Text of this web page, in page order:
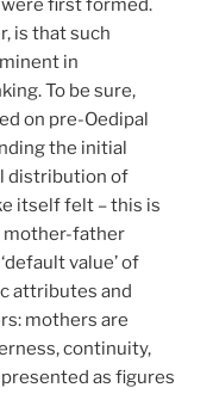
first formed.
is that such
in
To be sure,
on pre-Oedipal
the initial
distribution of
itself felt – this is
mother-father
value’ of
attributes and
mothers are
continuity,
as figures